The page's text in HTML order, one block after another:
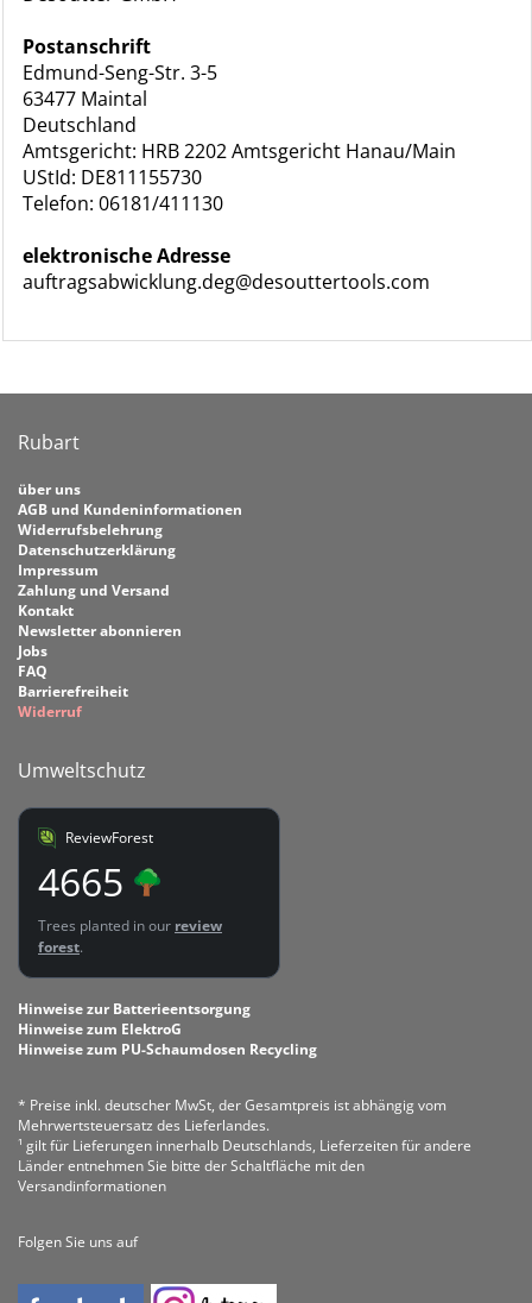
Postanschrift
Edmund-Seng-Str. 3-5
63477 Maintal
Deutschland
Amtsgericht: HRB 2202 Amtsgericht Hanau/Main
UStId: DE811155730
Telefon: 06181/411130
elektronische Adresse
auftragsabwicklung.deg@desouttertools.com
Rubart
über uns
AGB und Kundeninformationen
Widerrufsbelehrung
Datenschutzerklärung
Impressum
Zahlung und Versand
Kontakt
Newsletter abonnieren
Jobs
FAQ
Barrierefreiheit
Widerruf
Umweltschutz
ReviewForest
4665
Trees planted in our review
forest.
Hinweise zur Batterieentsorgung
Hinweise zum ElektroG
Hinweise zum PU-Schaumdosen Recycling
* Preise inkl. deutscher MwSt, der Gesamtpreis ist abhängig vom
Mehrwertsteuersatz des Lieferlandes.
¹ gilt für Lieferungen innerhalb Deutschlands, Lieferzeiten für andere
Länder entnehmen Sie bitte der Schaltfläche mit den
Versandinformationen
Folgen Sie uns auf